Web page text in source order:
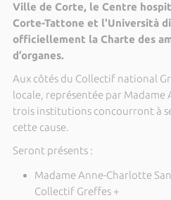
Ville de Corte, le Centre
Corte-Tattone et l'Università
officiellement la Charte des
d’organes.
Aux côtés du Collectif national
locale, représentée par Madame
trois institutions concourront à
cette cause.
Seront présents :
Madame Anne-Charlotte
Collectif Greffes +